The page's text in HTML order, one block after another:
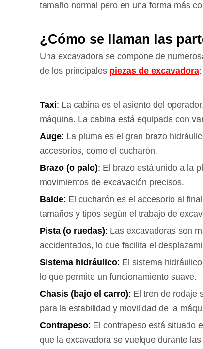
tamaño normal pero en una forma más
¿Cómo se llaman las
Una excavadora se compone de
de los principales piezas de excavadora:
Taxi: La cabina es el asiento del
máquina. La cabina está equipada con
Auge: La pluma es el gran brazo
accesorios, como el cucharón.
Brazo (o palo): El brazo está unido a la
movimientos de excavación precisos.
Balde: El cucharón es el accesorio al
tamaños y tipos según el trabajo de
Pista (o ruedas): Las excavadoras son
accidentados, lo que facilita el
Sistema hidráulico: El sistema
lo que permite un funcionamiento suave.
Chasis (bajo el carro): El tren de rodaje
para la estabilidad y movilidad de la
Contrapeso: El contrapeso está situado
que la excavadora se vuelque durante